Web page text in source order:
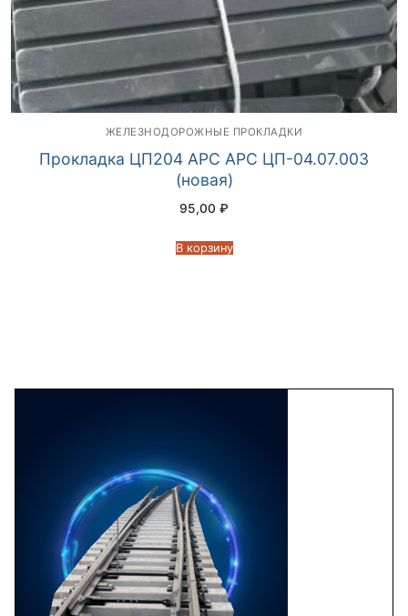
ЖЕЛЕЗНОДОРОЖНЫЕ ПРОКЛАДКИ
Прокладка ЦП204 АРС АРС ЦП-04.07.003
(новая)
95,00 ₽
В корзину